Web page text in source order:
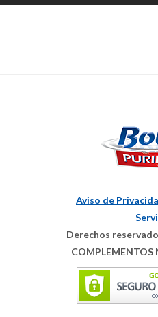
Aviso de
Derechos
COMPLEMENTOS